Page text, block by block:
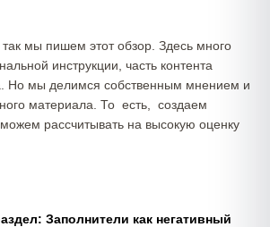
мы пишем этот обзор. Здесь много
инструкции, часть контента
Но мы делимся собственным мнением и
материала. То есть, создаем
рассчитывать на высокую оценку
Заполнители как негативный